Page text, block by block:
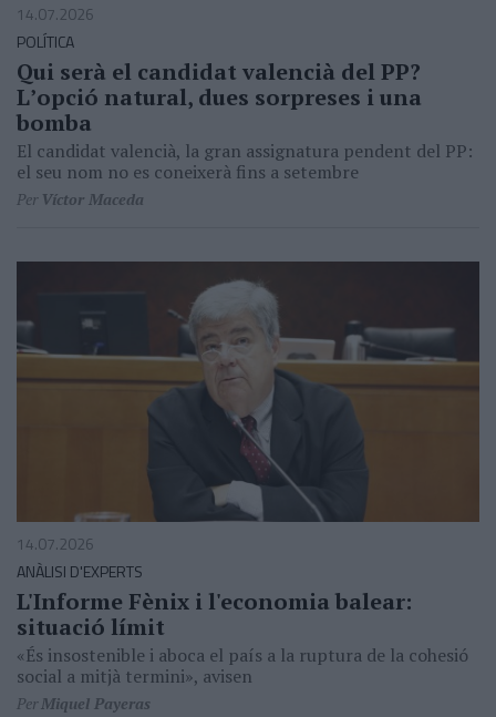
14.07.2026
POLÍTICA
Qui serà el candidat valencià del PP?
Lʼopció natural, dues sorpreses i una
bomba
El candidat valencià, la gran assignatura pendent del PP:
el seu nom no es coneixerà fins a setembre
Per Víctor Maceda
14.07.2026
ANÀLISI D'EXPERTS
L'Informe Fènix i l'economia balear:
situació límit
«És insostenible i aboca el país a la ruptura de la cohesió
social a mitjà termini», avisen
PerMiquel Payeras